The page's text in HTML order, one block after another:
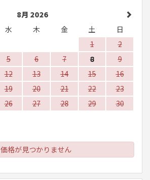
8月 2026
水 木 金 土
日
1
2
5 6 7 8
9
12 13 14 15
16
19 20 21 22
23
26 27 28 29
30
価格が見つかりません